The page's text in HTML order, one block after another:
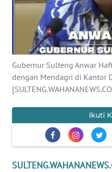
Gubernur Sulteng Anwar
dengan Mendagri di Kantor
Ikuti
KAMI
TENTANG
KAMI
PEDOMAN